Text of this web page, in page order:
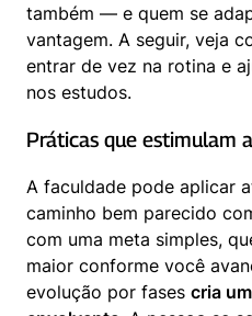
também — e quem se
vantagem. A seguir, veja
entrar de vez na rotina e
nos estudos.
Práticas que estimulam
A faculdade pode aplicar
caminho bem parecido
com uma meta simples,
maior conforme você
evolução por fases cria